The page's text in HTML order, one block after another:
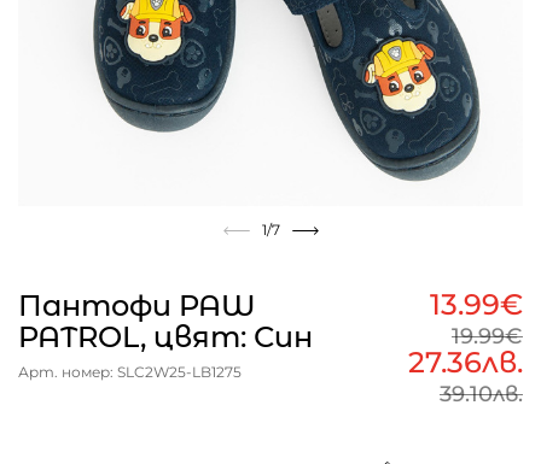
1/7
Пантофи PAW
PATROL, цвят: Син
Арт. номер: SLC2W25-LB1275
13.99€
19.99€
27.36лв.
39.10лв.